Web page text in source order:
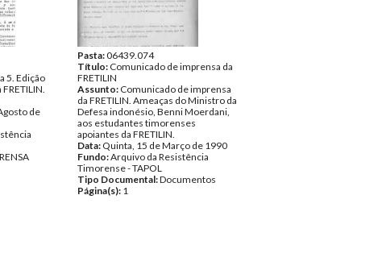
5. Edição
de
Pasta:06439.074
Título: Comunicado de imprensa da
FRETILIN
Assunto: Comunicado de imprensa
da FRETILIN. Ameaças do Ministro da
Defesa indonésio, Benni Moerdani,
aos estudantes timorenses
apoiantes da FRETILIN.
Data: Quinta, 15 de Março de 1990
Fundo:Arquivo da Resistência
Timorense - TAPOL
Tipo Documental:Documentos
Página(s): 1